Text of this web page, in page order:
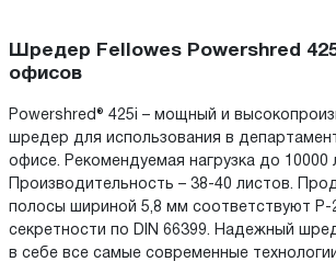
Шредер Fellowes Powershred
офисов
Powershred® 425i – мощный и
шредер для использования в
офисе. Рекомендуемая нагрузка до 10000
Производительность – 38-40 листов.
полосы шириной 5,8 мм соответствуют P-
секретности по DIN 66399. Надежный
в себе все самые современные